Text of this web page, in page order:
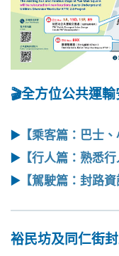
🎬全方位公共運輸
▶️【乘客篇：巴士
▶️【行人篇：熟悉
▶️【駕駛篇：封路
裕民坊及同仁街